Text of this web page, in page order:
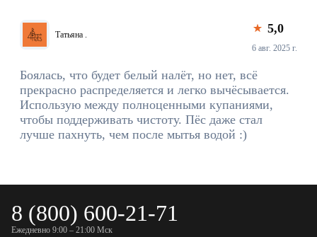
Татьяна . 5,0
6 авг. 2025 г.
Боялась, что будет белый налёт, но нет, всё
прекрасно распределяется и легко вычёсывается.
Использую между полноценными купаниями,
чтобы поддерживать чистоту. Пёс даже стал
лучше пахнуть, чем после мытья водой :)
8 (800) 600-21-71
Ежедневно 9:00 – 21:00 Мск